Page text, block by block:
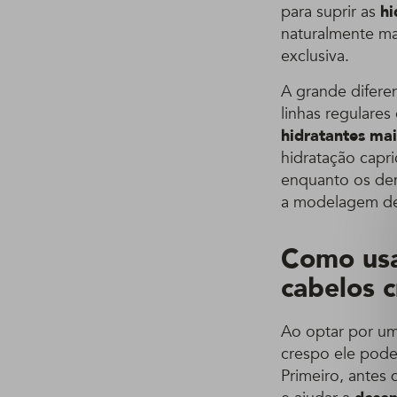
para suprir as
naturalmente
exclusiva.
A grande
linhas
hidratantes
hidratação
enquanto os
a modelagem
Como
cabelos
Ao optar por
crespo ele
Primeiro, antes